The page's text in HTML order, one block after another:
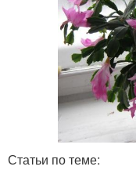
Статьи по теме: